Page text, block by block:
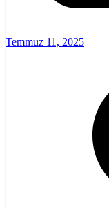
Temmuz 11, 2025